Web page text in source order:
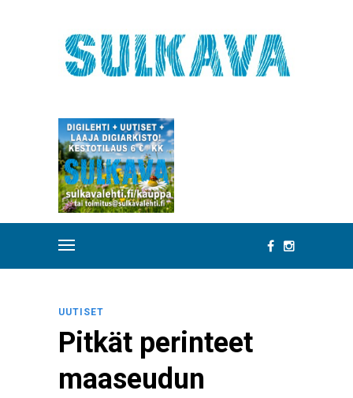
UUTISET
Pitkät perinteet
maaseudun